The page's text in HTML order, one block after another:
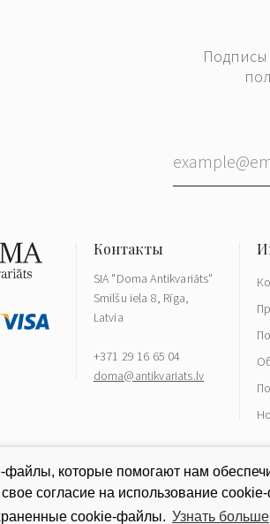
SIA "Doma Antikvariāts"
Smilšu iela 8, Rīga,
Latvia
+371 29 16 65 04
doma@antikvariats.lv
которые помогают нам
согласие на использование
cookie-файлы. Узнать больше